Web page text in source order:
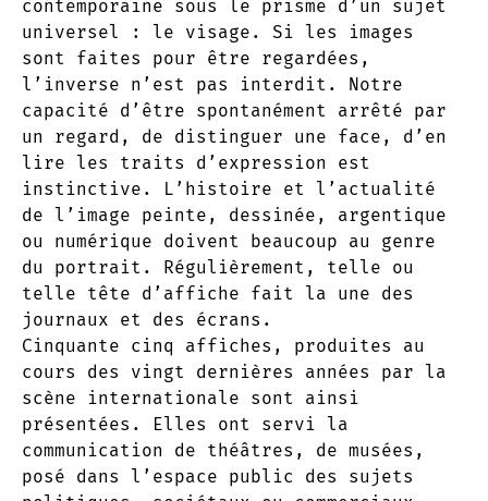
contemporaine sous le prisme d’un sujet
universel : le visage. Si les images
sont faites pour être regardées,
l’inverse n’est pas interdit. Notre
capacité d’être spontanément arrêté par
un regard, de distinguer une face, d’en
lire les traits d’expression est
instinctive. L’histoire et l’actualité
de l’image peinte, dessinée, argentique
ou numérique doivent beaucoup au genre
du portrait. Régulièrement, telle ou
telle tête d’affiche fait la une des
journaux et des écrans.
Cinquante cinq affiches, produites au
cours des vingt dernières années par la
scène internationale sont ainsi
présentées. Elles ont servi la
communication de théâtres, de musées,
posé dans l’espace public des sujets